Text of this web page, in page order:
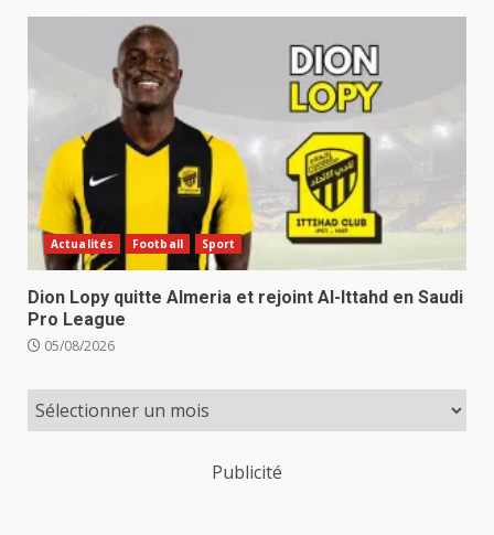
Actualités Football Sport
Dion Lopy quitte Almeria et rejoint Al-Ittahd en Saudi
Pro League
05/08/2026
Publicité